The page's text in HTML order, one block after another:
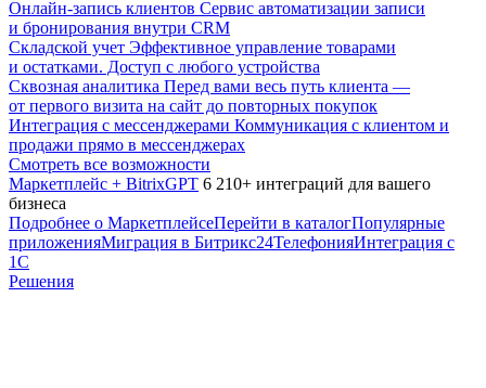
Онлайн-запись клиентов Сервис автоматизации записи
и бронирования внутри CRM
Складской учет Эффективное управление товарами
и остатками. Доступ с любого устройства
Сквозная аналитика Перед вами весь путь клиента —
от первого визита на сайт до повторных покупок
Интеграция с мессенджерами Коммуникация с клиентом и
продажи прямо в мессенджерах
Смотреть все возможности
Маркетплейс + BitrixGPT 6 210+ интеграций для вашего
бизнеса
Подробнее о МаркетплейсеПерейти в каталогПопулярные
приложенияМиграция в Битрикс24ТелефонияИнтеграция с
1С
Решения